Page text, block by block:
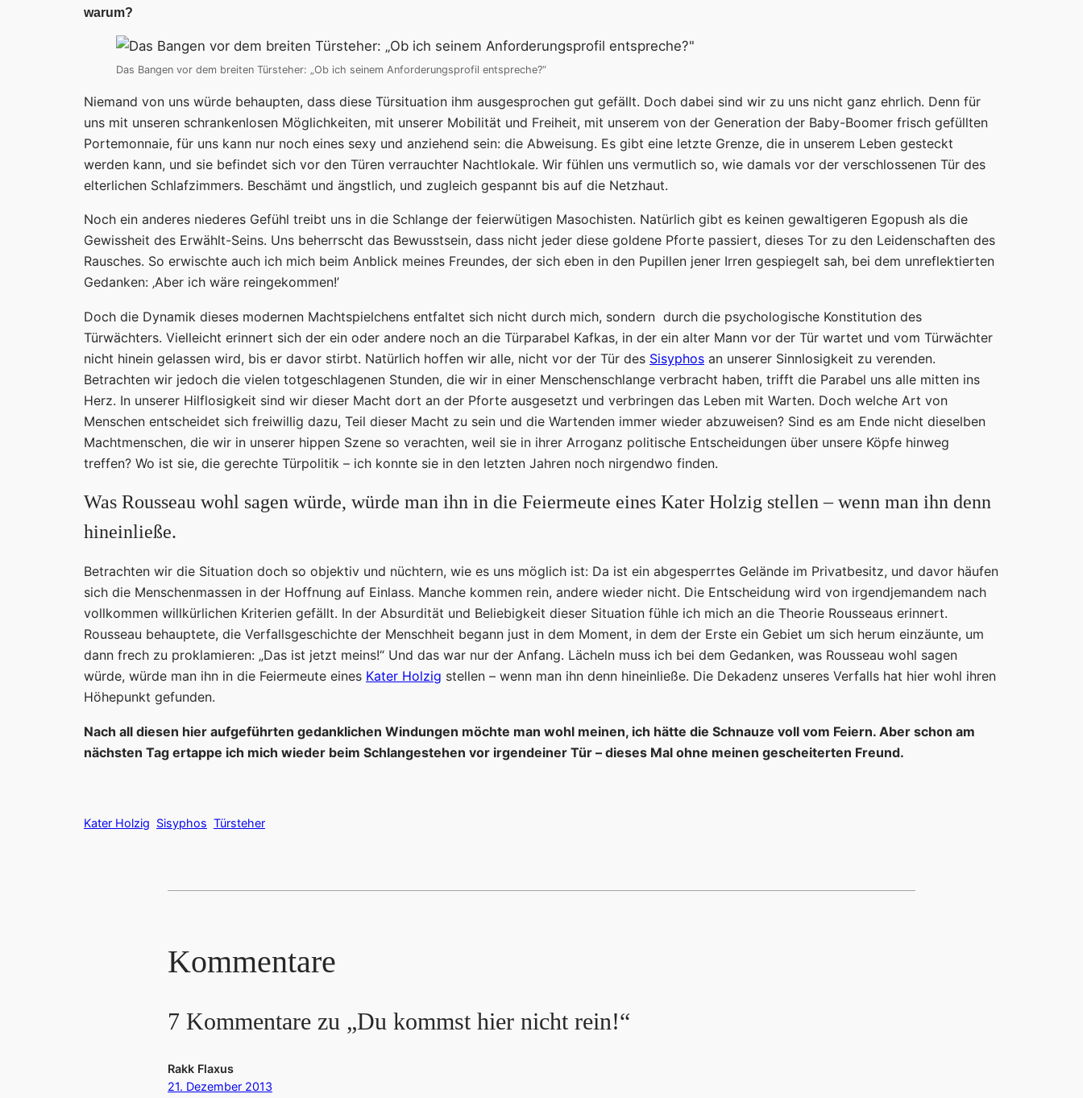
warum?
Das Bangen vor dem breiten Türsteher: „Ob ich seinem Anforderungsprofil entspreche?“
Niemand von uns würde behaupten, dass diese Türsituation ihm ausgesprochen gut gefällt. Doch dabei sind wir zu uns nicht ganz ehrlich. Denn für
uns mit unseren schrankenlosen Möglichkeiten, mit unserer Mobilität und Freiheit, mit unserem von der Generation der Baby-Boomer frisch gefüllten
Portemonnaie, für uns kann nur noch eines sexy und anziehend sein: die Abweisung. Es gibt eine letzte Grenze, die in unserem Leben gesteckt
werden kann, und sie befindet sich vor den Türen verrauchter Nachtlokale. Wir fühlen uns vermutlich so, wie damals vor der verschlossenen Tür des
elterlichen Schlafzimmers. Beschämt und ängstlich, und zugleich gespannt bis auf die Netzhaut.
Noch ein anderes niederes Gefühl treibt uns in die Schlange der feierwütigen Masochisten. Natürlich gibt es keinen gewaltigeren Egopush als die
Gewissheit des Erwählt-Seins. Uns beherrscht das Bewusstsein, dass nicht jeder diese goldene Pforte passiert, dieses Tor zu den Leidenschaften des
Rausches. So erwischte auch ich mich beim Anblick meines Freundes, der sich eben in den Pupillen jener Irren gespiegelt sah, bei dem unreflektierten
Gedanken: ‚Aber ich wäre reingekommen!’
Doch die Dynamik dieses modernen Machtspielchens entfaltet sich nicht durch mich, sondern durch die psychologische Konstitution des
Türwächters. Vielleicht erinnert sich der ein oder andere noch an die Türparabel Kafkas, in der ein alter Mann vor der Tür wartet und vom Türwächter
nicht hinein gelassen wird, bis er davor stirbt. Natürlich hoffen wir alle, nicht vor der Tür des Sisyphos an unserer Sinnlosigkeit zu verenden.
Betrachten wir jedoch die vielen totgeschlagenen Stunden, die wir in einer Menschenschlange verbracht haben, trifft die Parabel uns alle mitten ins
Herz. In unserer Hilflosigkeit sind wir dieser Macht dort an der Pforte ausgesetzt und verbringen das Leben mit Warten. Doch welche Art von
Menschen entscheidet sich freiwillig dazu, Teil dieser Macht zu sein und die Wartenden immer wieder abzuweisen? Sind es am Ende nicht dieselben
Machtmenschen, die wir in unserer hippen Szene so verachten, weil sie in ihrer Arroganz politische Entscheidungen über unsere Köpfe hinweg
treffen? Wo ist sie, die gerechte Türpolitik – ich konnte sie in den letzten Jahren noch nirgendwo finden.
Was Rousseau wohl sagen würde, würde man ihn in die Feiermeute eines Kater Holzig stellen – wenn man ihn denn
hineinließe.
Betrachten wir die Situation doch so objektiv und nüchtern, wie es uns möglich ist: Da ist ein abgesperrtes Gelände im Privatbesitz, und davor häufen
sich die Menschenmassen in der Hoffnung auf Einlass. Manche kommen rein, andere wieder nicht. Die Entscheidung wird von irgendjemandem nach
vollkommen willkürlichen Kriterien gefällt. In der Absurdität und Beliebigkeit dieser Situation fühle ich mich an die Theorie Rousseaus erinnert.
Rousseau behauptete, die Verfallsgeschichte der Menschheit begann just in dem Moment, in dem der Erste ein Gebiet um sich herum einzäunte, um
dann frech zu proklamieren: „Das ist jetzt meins!“ Und das war nur der Anfang. Lächeln muss ich bei dem Gedanken, was Rousseau wohl sagen
würde, würde man ihn in die Feiermeute eines Kater Holzig stellen – wenn man ihn denn hineinließe. Die Dekadenz unseres Verfalls hat hier wohl ihren
Höhepunkt gefunden.
Nach all diesen hier aufgeführten gedanklichen Windungen möchte man wohl meinen, ich hätte die Schnauze voll vom Feiern. Aber schon am
nächsten Tag ertappe ich mich wieder beim Schlangestehen vor irgendeiner Tür – dieses Mal ohne meinen gescheiterten Freund.
Kater Holzig Sisyphos Türsteher
Kommentare
7 Kommentare zu „Du kommst hier nicht rein!“
Rakk Flaxus
21. Dezember 2013